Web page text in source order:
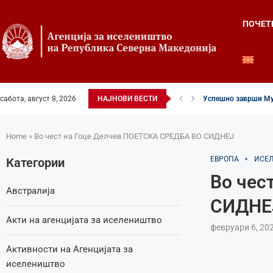
сабота, август 8, 2026 НАЈНОВИ ВЕСТИ Успешно заврши
Home » Во чест на Гоце Делчев ПОЕТСКА СРЕДБА ВО СИДНЕЈ
ЕВРОПА
Во
февруари 6,
Категории
Австралија
Акти на агенцијата за иселеништво
Активности на Агенцијата за
иселеништво